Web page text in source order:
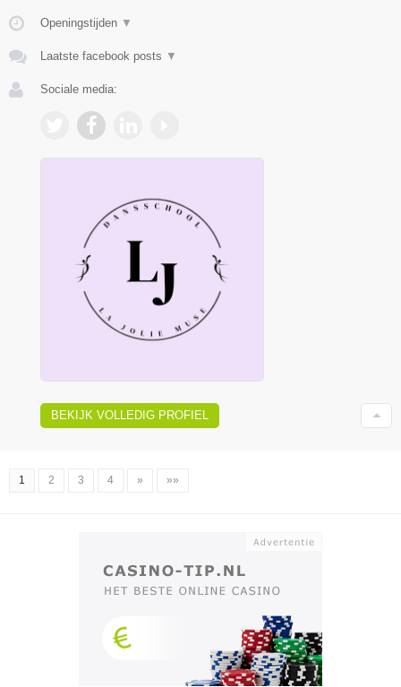
Openingstijden ▼
Laatste facebook posts ▼
Sociale media:
BEKIJK VOLLEDIG PROFIEL
1 2 3 4 » »»